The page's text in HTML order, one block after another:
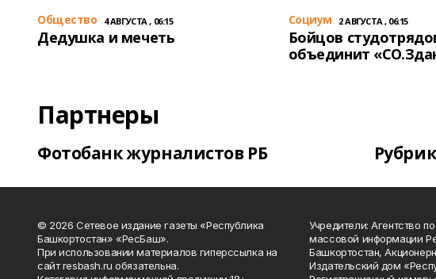
Общество 4 АВГУСТА , 06:15
Дедушка и мечеть
Cоциум 2 АВГУСТА , 06:15
Бойцов
объединит
Партнеры
Фотобанк журналистов РБ
© 2026 Сетевое издание газеты «Республика
Башкортостан» «РесБаш».
При использовании материалов гиперссылка на
сайт resbash.ru обязательна.
Учредители: Агентство
массовой информации
Башкортостан,
Издательский дом